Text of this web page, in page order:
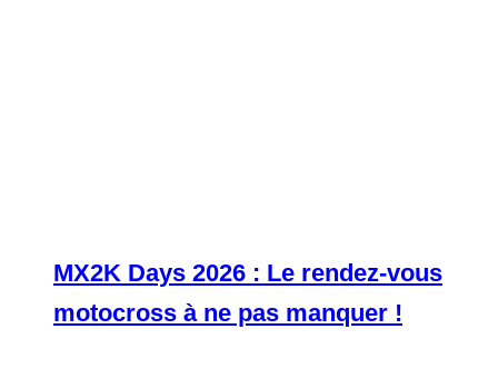
MX2K Days 2026 : Le rendez-vous
motocross à ne pas manquer !